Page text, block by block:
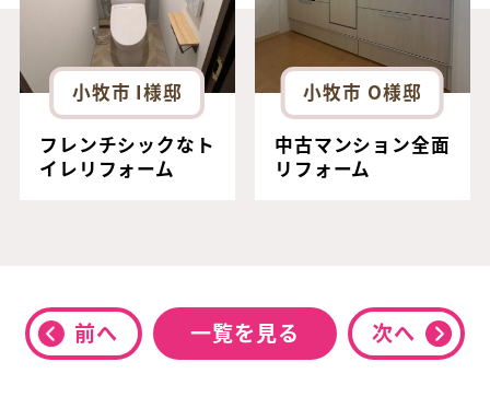
小牧市 I様邸
フレンチシックなト
イレリフォーム
小牧市 O様邸
中古マンション全面
リフォーム
前へ 一覧を見る 次へ